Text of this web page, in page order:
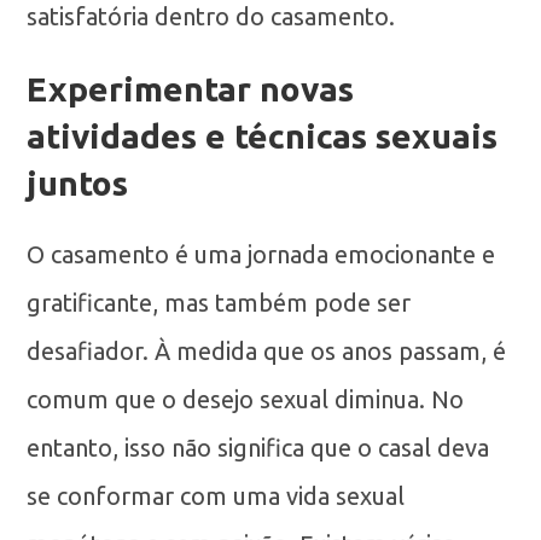
satisfatória dentro do casamento.
Experimentar novas
atividades e técnicas sexuais
juntos
O casamento é uma jornada emocionante e
gratificante, mas também pode ser
desafiador. À medida que os anos passam, é
comum que o desejo sexual diminua. No
entanto, isso não significa que o casal deva
se conformar com uma vida sexual